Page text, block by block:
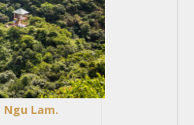
Ngu Lam.